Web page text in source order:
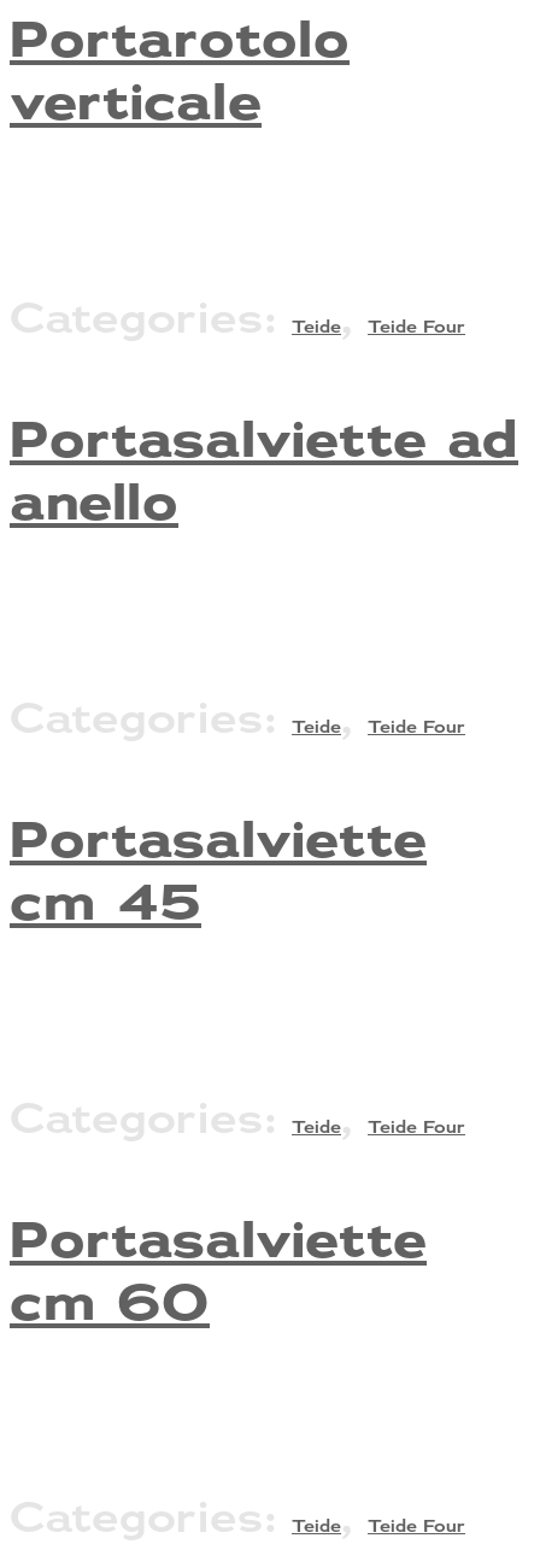
Portarotolo
verticale
Categories: Teide, Teide Four
Portasalviette ad
anello
Categories: Teide, Teide Four
Portasalviette
cm 45
Categories: Teide, Teide Four
Portasalviette
cm 60
Categories: Teide, Teide Four